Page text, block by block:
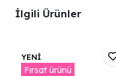
İlgili Ürünler
YENİ
Fırsat ürünü